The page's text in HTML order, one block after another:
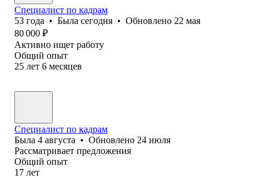
Специалист по кадрам
53 года • Была сегодня • Обновлено 22 мая
80 000 ₽
Активно ищет работу
Общий опыт
25 лет 6 месяцев
Специалист по кадрам
Была 4 августа • Обновлено 24 июля
Рассматривает предложения
Общий опыт
17 лет